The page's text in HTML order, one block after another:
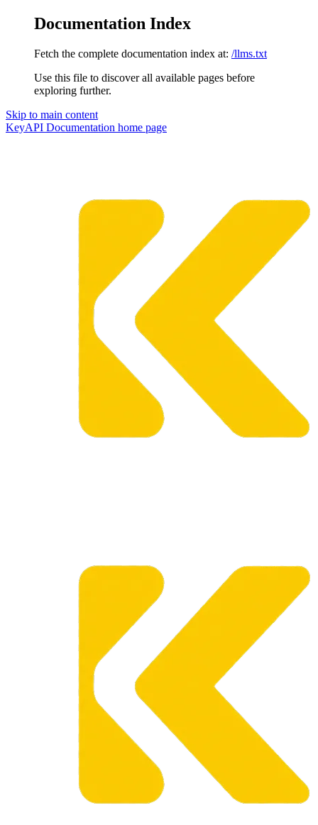
Documentation Index
Fetch the complete documentation index at: /llms.txt
Use this file to discover all available pages before
exploring further.
Skip to main content
KeyAPI Documentation home page